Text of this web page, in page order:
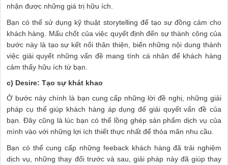
nhận được những giá trị hữu ích.
Bạn có thể sử dụng kỹ thuật storytelling để tạo sự đồng cảm cho
khách hàng. Mấu chốt của việc quyết định đến sự thành công của
bước này là tạo sự kết nối thân thiện, biến những nội dung thành
việc giải quyết những vấn đề mang tính cá nhân để khách hàng
cảm thấy hữu ích từ bạn.
c) Desire: Tạo sự khát khao
Ở bước này chính là bạn cung cấp những lời đề nghị, những giải
pháp cụ thể giúp khách hàng áp dụng để giải quyết vấn đề của
bạn. Đây cũng là lúc bạn có thể lồng ghép sản phẩm dịch vụ của
mình vào với những lợi ích thiết thực nhất để thỏa mãn nhu cầu.
Bạn có thể cung cấp những feeback khách hàng đã trải nghiệm
dịch vụ, những thay đổi trước và sau, giải pháp này đã giúp thay